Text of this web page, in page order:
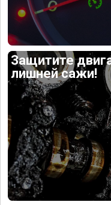
Защитите
лишней сажи!